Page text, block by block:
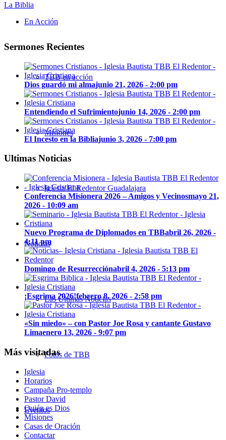
En Acción
TBB en acción
Misiones
Iglesia El Redentor Guadalajara
Noticias
Las Últimas Noticias
Fotos de TBB
Eventos
La Biblia
Sermones Recientes
Dios guardó mi almajunio 21, 2026 - 2:00 pm
Entendiendo el Sufrimientojunio 14, 2026 - 2:00 pm
El Incesto en la Bibliajunio 3, 2026 - 7:00 pm
Ultimas Noticias
Conferencia Misionera 2026 – Amigos y Vecinosmayo 21,
2026 - 10:09 am
Nuevo Programa de Diplomados en TBBabril 26, 2026 -
4:11 pm
Domingo de Resurrecciónabril 4, 2026 - 5:13 pm
¡Esgrima 2026!febrero 8, 2026 - 2:58 pm
«Sin miedo» – con Pastor Joe Rosa y cantante Gustavo
Limaenero 13, 2026 - 9:07 pm
Más visitadas
Iglesia
Horarios
Campaña Pro-templo
Pastor David
Quién es Dios
Misiones
Casas de Oración
Contactar